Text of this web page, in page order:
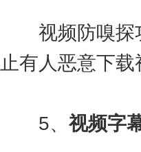
视频防嗅探功
止有人恶意下载
5、 视频字